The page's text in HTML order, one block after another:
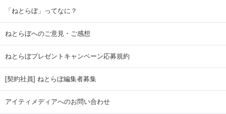
「ねとらぼ」ってなに？
ねとらぼへのご意見・ご感想
ねとらぼプレゼントキャンペーン応募規約
[契約社員] ねとらぼ編集者募集
アイティメディアへのお問い合わせ